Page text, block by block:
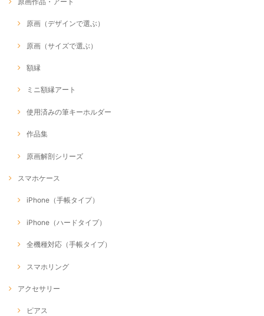
原画（デザインで選ぶ）
原画（サイズで選ぶ）
額縁
ミニ額縁アート
使用済みの筆キーホルダー
作品集
原画解剖シリーズ
スマホケース
iPhone（手帳タイプ）
iPhone（ハードタイプ）
全機種対応（手帳タイプ）
スマホリング
アクセサリー
ピアス